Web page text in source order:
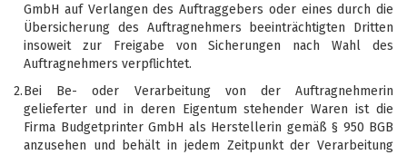
GmbH auf Verlangen des Auftraggebers oder eines durch die
Übersicherung des Auftragnehmers beeinträchtigten Dritten
insoweit zur Freigabe von Sicherungen nach Wahl des
Auftragnehmers verpflichtet.
2.Bei Be- oder Verarbeitung von der Auftragnehmerin
gelieferter und in deren Eigentum stehender Waren ist die
Firma Budgetprinter GmbH als Herstellerin gemäß § 950 BGB
anzusehen und behält in jedem Zeitpunkt der Verarbeitung